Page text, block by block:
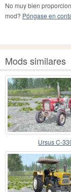
No muy bien
mod? Póngase en
Mods similares
Ursus C-